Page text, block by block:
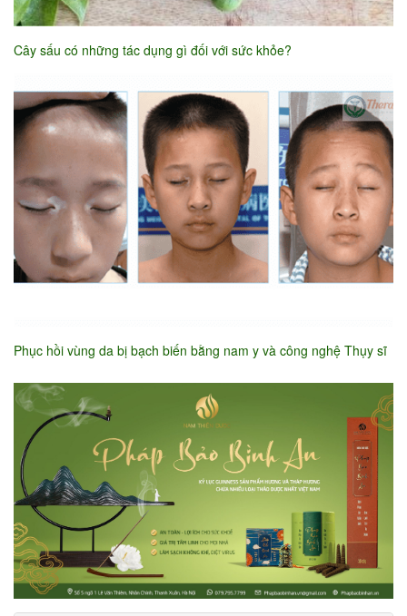
Cây sấu có những tác dụng gì đối với sức khỏe?
Phục hồi vùng da bị bạch biến bằng nam y và công nghệ Thụy sĩ